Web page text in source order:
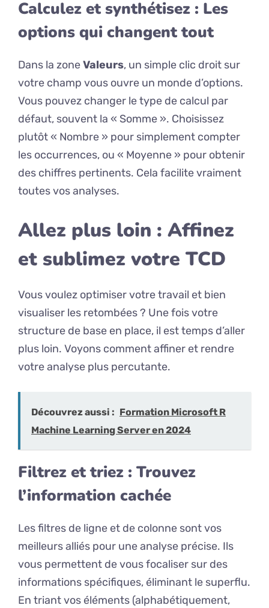
Calculez et synthétisez : Les
options qui changent tout
Dans la zoneValeurs, un simple clic droit sur
votre champ vous ouvre un monde d’options.
Vous pouvez changer le type de calcul par
défaut, souvent la « Somme ». Choisissez
plutôt « Nombre » pour simplement compter
les occurrences, ou « Moyenne » pour obtenir
des chiffres pertinents. Cela facilite vraiment
toutes vos analyses.
Allez plus loin : Affinez
et sublimez votre TCD
Vous voulez optimiser votre travail et bien
visualiser les retombées ? Une fois votre
structure de base en place, il est temps d’aller
plus loin. Voyons comment affiner et rendre
votre analyse plus percutante.
Découvrez aussi : Formation Microsoft R
Machine Learning Server en 2024
Filtrez et triez : Trouvez
l’information cachée
Les filtres de ligne et de colonne sont vos
meilleurs alliés pour une analyse précise. Ils
vous permettent de vous focaliser sur des
informations spécifiques, éliminant le superflu.
En triant vos éléments (alphabétiquement,